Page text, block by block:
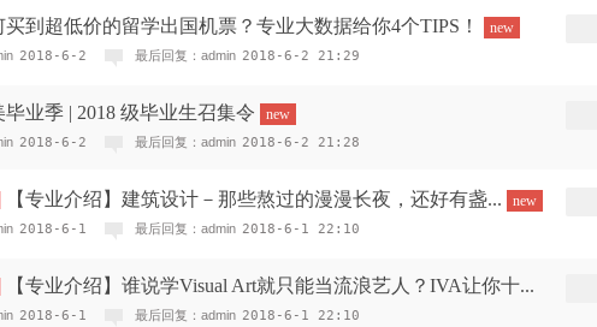
买到超低价的留学出国机票？专业大数据给你4个TIPS！ new
2018-6-2 最后回复：admin 2018-6-2 21:29
毕业季 | 2018 级毕业生召集令 new
2018-6-2 最后回复：admin 2018-6-2 21:28
【专业介绍】建筑设计－那些熬过的漫漫长夜，还好有盏... new
2018-6-1 最后回复：admin 2018-6-1 22:10
【专业介绍】谁说学Visual Art就只能当流浪艺人？IVA让你十...
2018-6-1 最后回复：admin 2018-6-1 22:10